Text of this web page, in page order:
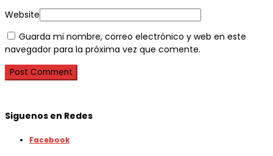
Website
Guarda mi nombre, correo electrónico y web en este
navegador para la próxima vez que comente.
Siguenos en Redes
Facebook